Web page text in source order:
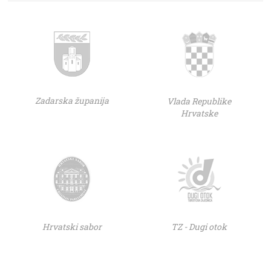
Zadarska županija
Vlada Republike
Hrvatske
Hrvatski sabor TZ - Dugi otok